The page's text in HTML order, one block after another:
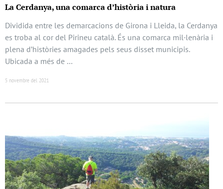
La Cerdanya, una comarca d’història i natura
Dividida entre les demarcacions de Girona i Lleida, la Cerdanya
es troba al cor del Pirineu català. És una comarca mil·lenària i
plena d’històries amagades pels seus disset municipis.
Ubicada a més de …
5 novembre del 2021